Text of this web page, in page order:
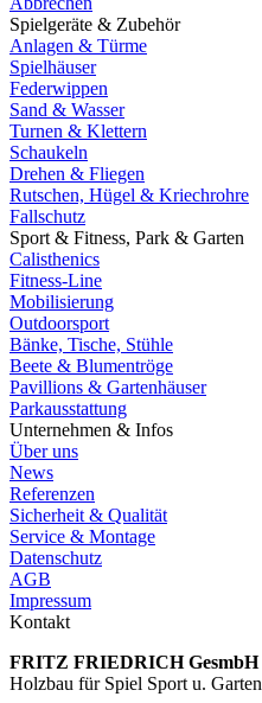
Spielgeräte & Zubehör
Anlagen & Türme
Spielhäuser
Federwippen
Sand & Wasser
Turnen & Klettern
Schaukeln
Drehen & Fliegen
Rutschen, Hügel & Kriechrohre
Fallschutz
Sport & Fitness, Park & Garten
Calisthenics
Fitness-Line
Mobilisierung
Outdoorsport
Bänke, Tische, Stühle
Beete & Blumentröge
Pavillions & Gartenhäuser
Parkausstattung
Unternehmen & Infos
Über uns
News
Referenzen
Sicherheit & Qualität
Service & Montage
Datenschutz
AGB
Impressum
Kontakt
FRITZ FRIED­RICH GesmbH
Holzbau für Spiel Sport u. Garten